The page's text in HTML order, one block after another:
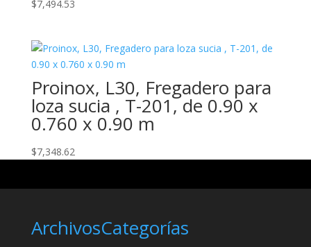
$7,494.53
Proinox, L30, Fregadero para
loza sucia , T-201, de 0.90 x
0.760 x 0.90 m
$7,348.62
ArchivosCategorías